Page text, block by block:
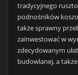
tradycyjnego
podnośników
także sprawny
zainwestować w
zdecydowanym
budowlanej, a